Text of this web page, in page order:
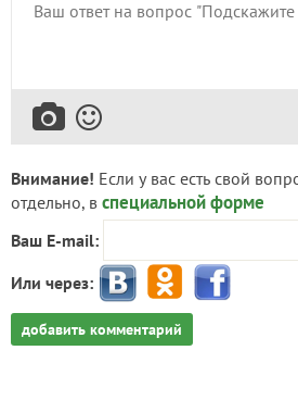
Внимание! Если у вас есть свой
отдельно, в специальной форме
Ваш E-mail:
Или через:
добавить комментарий